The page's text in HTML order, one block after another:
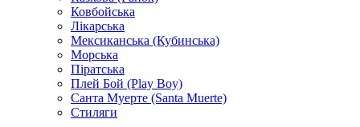
Ковбойська
Лікарська
Мексиканська (Кубинська)
Морська
Піратська
Плей Бой (Play Boy)
Санта Муерте (Santa Muerte)
Стиляги